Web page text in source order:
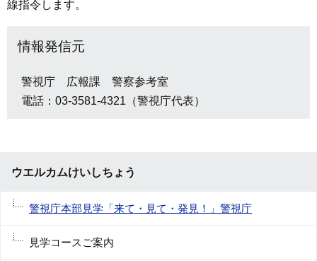
線指令します。
情報発信元
警視庁 広報課 警察参考室
電話：03-3581-4321（警視庁代表）
ウエルカムけいしちょう
警視庁本部見学「来て・見て・発見！」警視庁
見学コースご案内